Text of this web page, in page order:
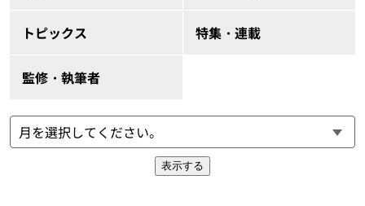
トピックス 特集・連載
監修・執筆者
表示する